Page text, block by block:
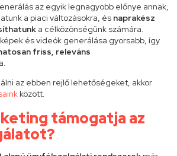
az egyik legnagyobb előnye annak,
a piaci változásokra, és naprakész
a célközönségünk számára.
és videók generálása gyorsabb, így
friss, releváns
az ebben rejlő lehetőségeket, akkor
között.
támogatja az